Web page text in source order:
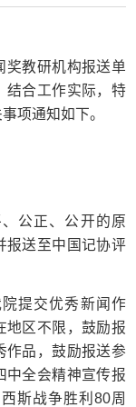
奖教研机构报送单
结合工作实际，特
项通知如下。
公正、公开的原
报送至中国记协评
提交优秀新闻作
地区不限，鼓励报
作品，鼓励报送参
中全会精神宣传报
斯战争胜利 80周